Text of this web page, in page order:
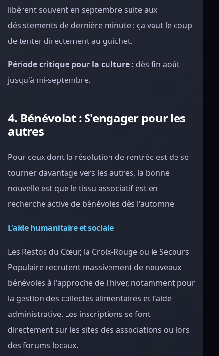
libèrent souvent en septembre suite aux
désistements de dernière minute : ça vaut le coup
de tenter directement au guichet.
Période critique pour la culture : dès fin août
jusqu'à mi-septembre.
4. Bénévolat : S'engager pour les
autres
Pour ceux dont la résolution de rentrée est de se
tourner davantage vers les autres, la bonne
nouvelle est que le tissu associatif est en
recherche active de bénévoles dès l'automne.
L'aide humanitaire et sociale
Les Restos du Cœur, la Croix-Rouge ou le Secours
Populaire recrutent massivement de nouveaux
bénévoles à l'approche de l'hiver, notamment pour
la gestion des collectes alimentaires et l'aide
administrative. Les inscriptions se font
directement sur les sites des associations ou lors
des forums locaux.